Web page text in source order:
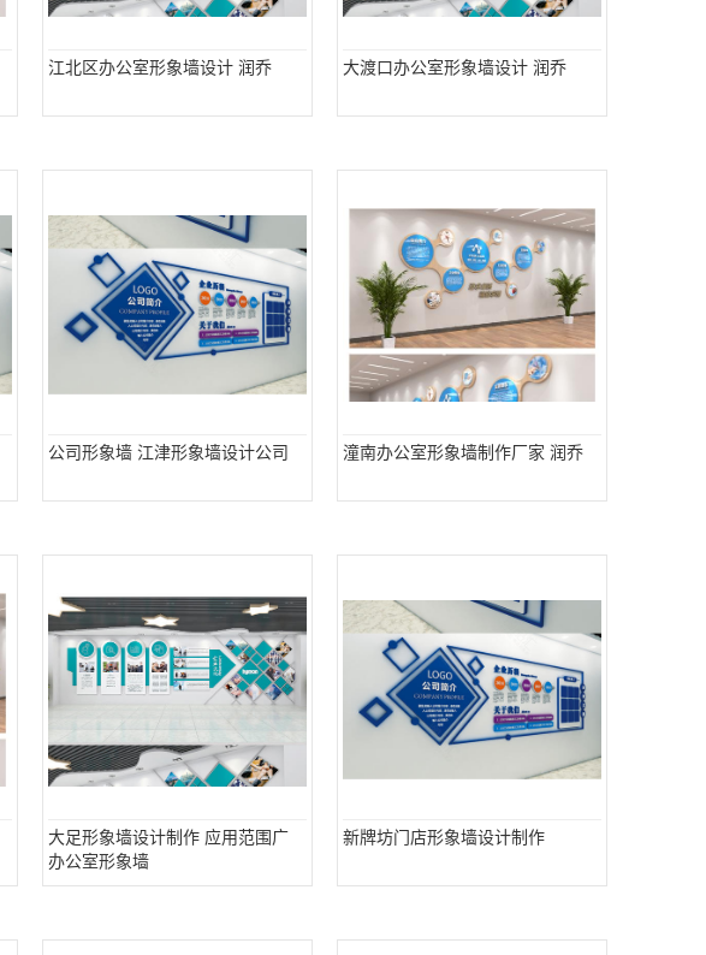
江北区办公室形象墙设计 润乔 大渡口办公室形象墙设计 润乔
公司形象墙 江津形象墙设计公司 潼南办公室形象墙制作厂家 润乔
大足形象墙设计制作 应用范围广
办公室形象墙
新牌坊门店形象墙设计制作